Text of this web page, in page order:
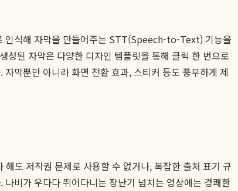
인식해 자막을 만들어주는 STT(Speech-to-Text) 기능을
된 자막은 다양한 디자인 템플릿을 통해 클릭 한 번으로
막뿐만 아니라 화면 전환 효과, 스티커 등도 풍부하게 제
도 저작권 문제로 사용할 수 없거나, 복잡한 출처 표기 규
비가 우다다 뛰어다니는 장난기 넘치는 영상에는 경쾌한